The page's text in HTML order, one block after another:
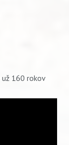
už 160 rokov